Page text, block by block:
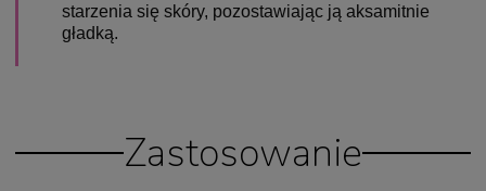
starzenia się skóry, pozostawiając ją aksamitnie
gładką.
Zastosowanie